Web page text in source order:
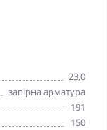
23,0
запірна арматура
191
150